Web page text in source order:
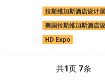
拉斯维加斯酒店设计展
美国拉斯维加斯酒店
HD Expo
共1页7条